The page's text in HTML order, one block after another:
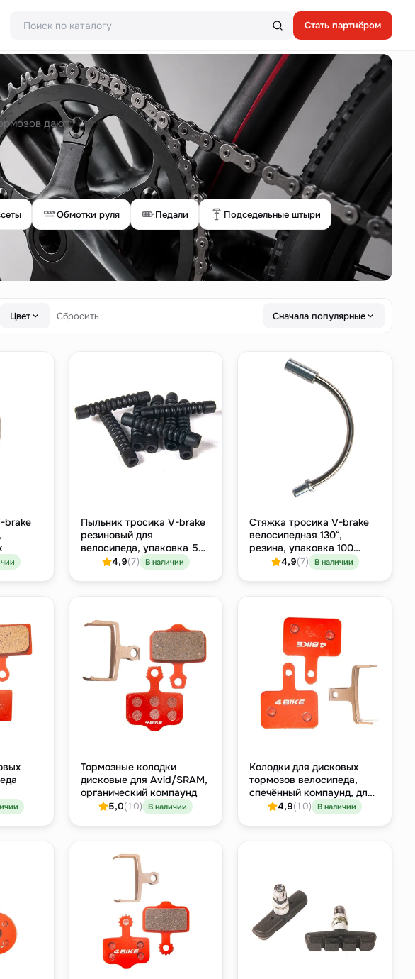
Стать партнёром
дают
Обмотки руля Педали Подседельные штыри
Цвет Сбросить Сначала популярные
brake
Пыльник тросика V-brake
резиновый для
велосипеда, упаковка 50
штук
4,9(7) В наличии
Стяжка тросика V-brake
велосипедная 130°,
резина, упаковка 100
штук
4,9(7) В наличии
Тормозные колодки
дисковые для Avid/SRAM,
органический компаунд
5,0(10) В наличии
Колодки для дисковых
тормозов велосипеда,
спечённый компаунд, для
Shimano / Tektro / Promax
4,9(10) В наличии